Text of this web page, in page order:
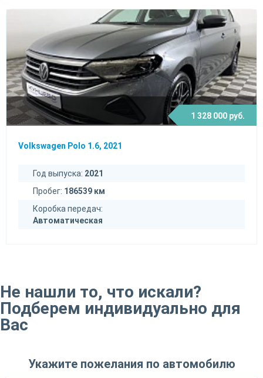
1 328 000 руб.
Volkswagen Polo 1.6, 2021
Год выпуска: 2021
Пробег: 186539 км
Коробка передач:
Автоматическая
Не нашли то, что искали?
Подберем индивидуально для
Вас
Укажите пожелания по автомобилю